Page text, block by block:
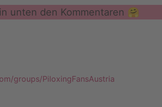
unten den Kommentaren 🤗
groups/PiloxingFansAustria